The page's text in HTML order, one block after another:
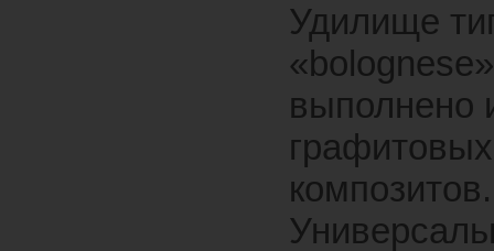
Удилище
выполнено
графитовых
композитов.